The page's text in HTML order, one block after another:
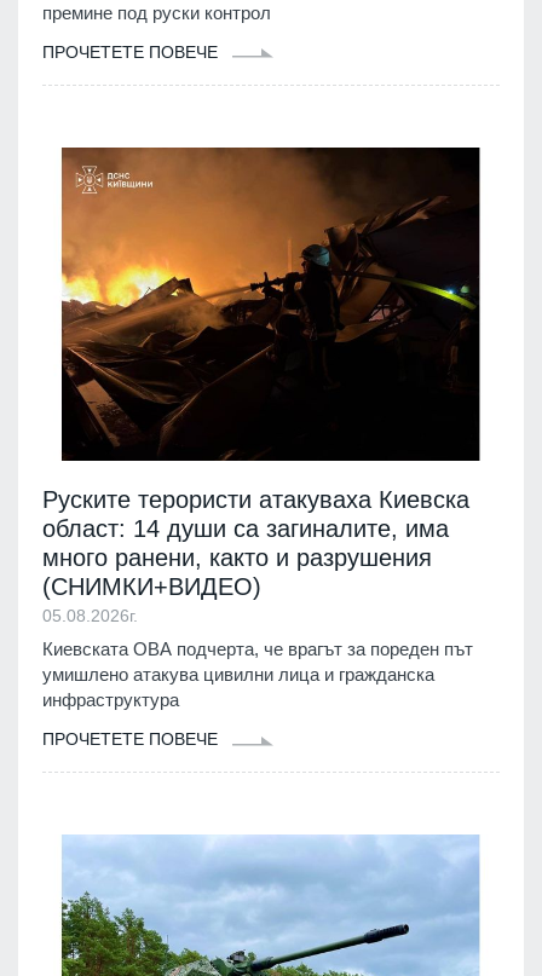
премине под руски контрол
ПРОЧЕТЕТЕ ПОВЕЧЕ
Руските терористи атакуваха Киевска
област: 14 души са загиналите, има
много ранени, както и разрушения
(СНИМКИ+ВИДЕО)
05.08.2026г.
Киевската ОВА подчерта, че врагът за пореден път
умишлено атакува цивилни лица и гражданска
инфраструктура
ПРОЧЕТЕТЕ ПОВЕЧЕ